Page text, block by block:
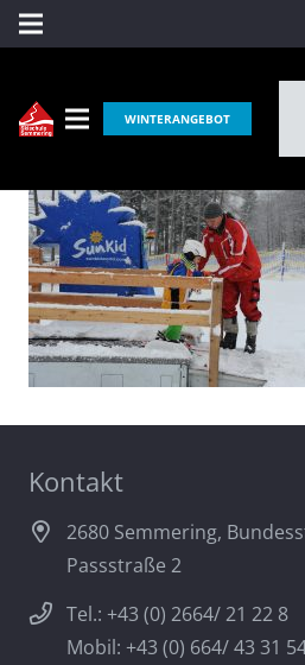
WINTERANGEBOT
Kontakt
2680 Semmering,
Passstraße 2
Tel.: +43 (0) 2664/ 21 22 8
Mobil: +43 (0) 664/ 43 31